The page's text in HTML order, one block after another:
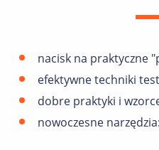
nacisk na praktyczne
efektywne techniki
dobre praktyki i
nowoczesne